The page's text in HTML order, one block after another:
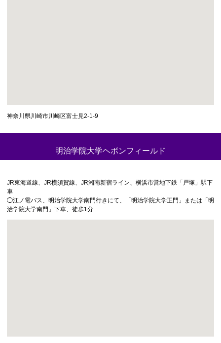
神奈川県川崎市川崎区富士見2-1-9
明治学院大学ヘボンフィールド
JR東海道線、JR横須賀線、JR湘南新宿ライン、横浜市営地下鉄「戸塚」駅下
車
◯江ノ電バス、明治学院大学南門行きにて、「明治学院大学正門」または「明
治学院大学南門」下車、徒歩1分